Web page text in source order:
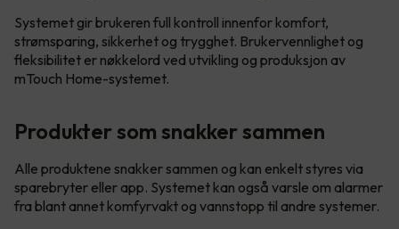
Systemet gir brukeren full kontroll innenfor komfort,
strømsparing, sikkerhet og trygghet. Brukervennlighet og
fleksibilitet er nøkkelord ved utvikling og produksjon av
mTouch Home-systemet.
Produkter som snakker sammen
Alle produktene snakker sammen og kan enkelt styres via
sparebryter eller app. Systemet kan også varsle om alarmer
fra blant annet komfyrvakt og vannstopp til andre systemer.